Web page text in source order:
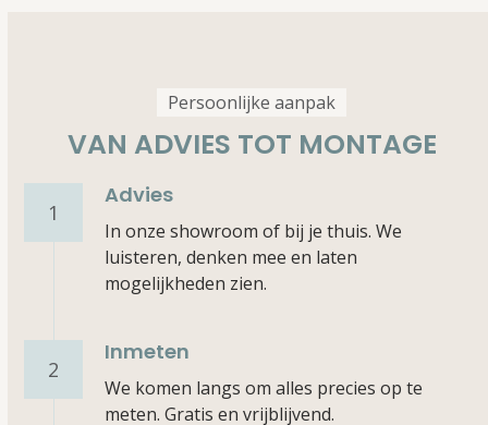
Persoonlijke aanpak
VAN ADVIES TOT MONTAGE
1
Advies
In onze showroom of bij je thuis. We
luisteren, denken mee en laten
mogelijkheden zien.
2
Inmeten
We komen langs om alles precies op te
meten. Gratis en vrijblijvend.